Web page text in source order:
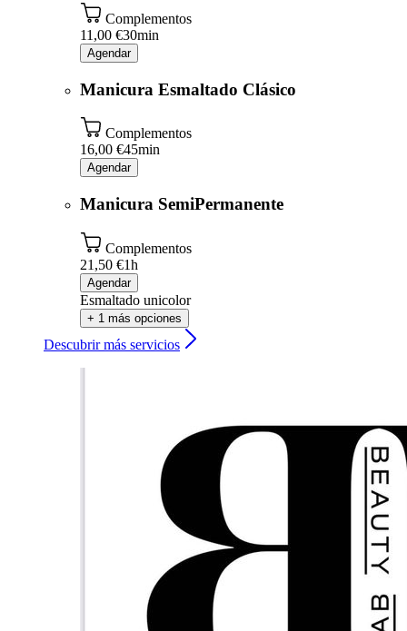
Complementos
11,00 €30min
Agendar
Manicura Esmaltado Clásico
Complementos
16,00 €45min
Agendar
Manicura SemiPermanente
Complementos
21,50 €1h
Agendar
Esmaltado unicolor
+ 1 más opciones
Descubrir más servicios